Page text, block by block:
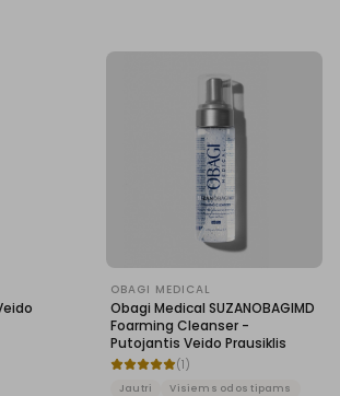
OBAGI MEDICAL
Obagi Medical SUZANOBAGIMD
Foarming Cleanser -
Putojantis Veido Prausiklis
(1 )
Jautri Visiems odos tipams